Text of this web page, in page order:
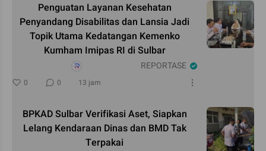
Penguatan Layanan Kesehatan
Penyandang Disabilitas dan Lansia Jadi
Topik Utama Kedatangan Kemenko
Kumham Imipas RI di Sulbar
REPORTASE
0 0 13 jam
BPKAD Sulbar Verifikasi Aset, Siapkan
Lelang Kendaraan Dinas dan BMD Tak
Terpakai